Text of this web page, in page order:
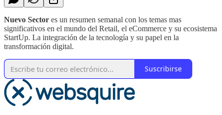
Nuevo Sector es un resumen semanal con los temas mas
significativos en el mundo del Retail, el eCommerce y su ecosistema
StartUp. La integración de la tecnología y su papel en la
transformación digital.
Suscribirse